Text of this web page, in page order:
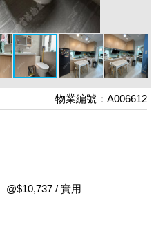
物業編號：A006612
@$10,737 / 實用